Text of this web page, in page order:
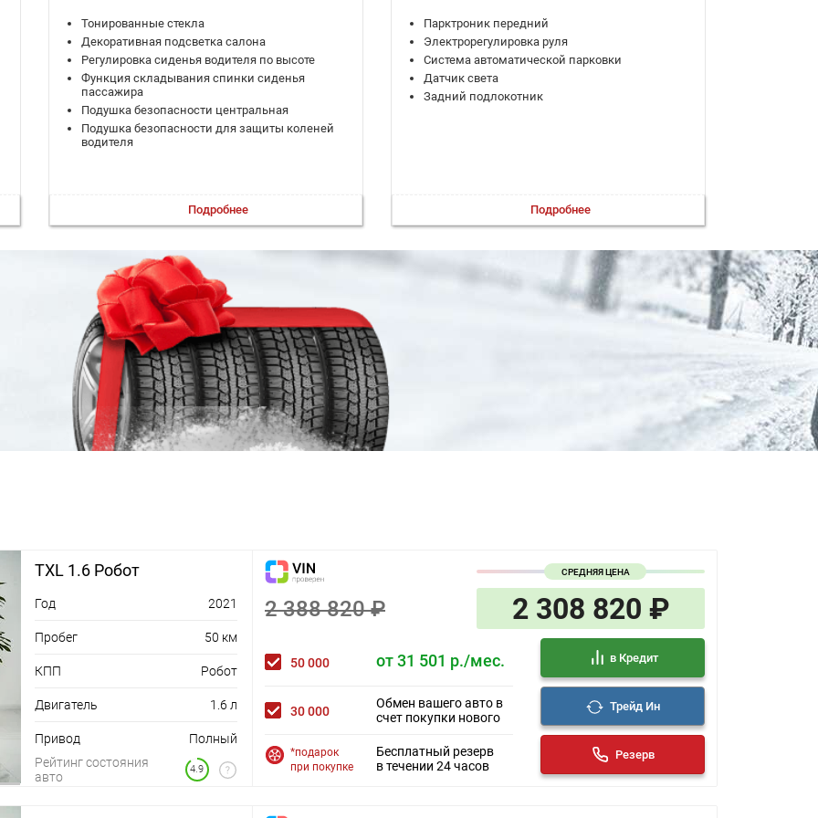
Тонированные стекла
Декоративная подсветка салона
Регулировка сиденья водителя по высоте
Функция складывания спинки сиденья
пассажира
Подушка безопасности центральная
Подушка безопасности для защиты коленей
водителя
Подробнее
Парктроник передний
Электрорегулировка руля
Система автоматической парковки
Датчик света
Задний подлокотник
Подробнее
TXL 1.6 Робот
Год 2021
Пробег 50 км
КПП Робот
Двигатель 1.6 л
Привод
Полный
Рейтинг состояния
авто
4.9
СРЕДНЯЯ ЦЕНА
2 388 820 ₽ 2 308 820 ₽
50 000 от 31 501 р./мес. в Кредит
30 000
Обмен вашего авто в
счет покупки нового
Трейд Ин
*подарок
при покупке
Бесплатный резерв
в течении 24 часов
Резерв